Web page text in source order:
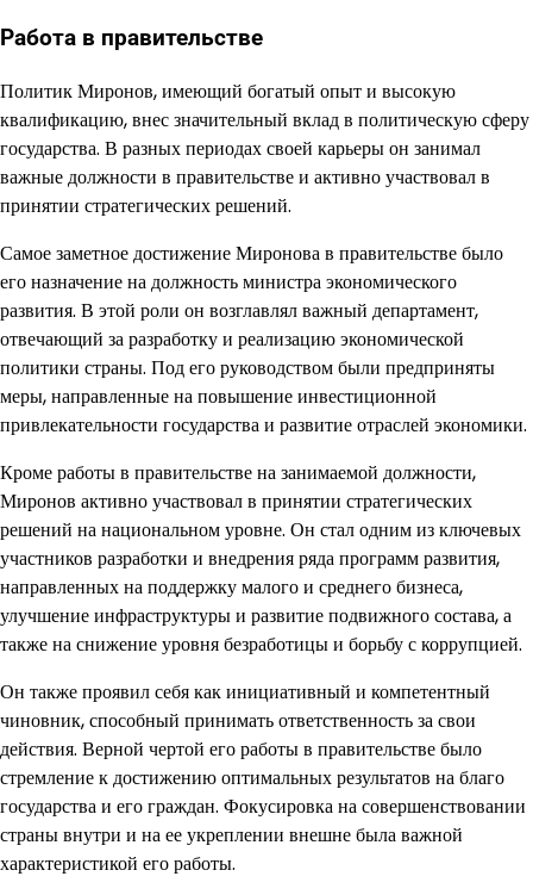
Работа в правительстве
Политик Миронов, имеющий богатый опыт и высокую
квалификацию, внес значительный вклад в политическую сферу
государства. В разных периодах своей карьеры он занимал
важные должности в правительстве и активно участвовал в
принятии стратегических решений.
Самое заметное достижение Миронова в правительстве было
его назначение на должность министра экономического
развития. В этой роли он возглавлял важный департамент,
отвечающий за разработку и реализацию экономической
политики страны. Под его руководством были предприняты
меры, направленные на повышение инвестиционной
привлекательности государства и развитие отраслей экономики.
Кроме работы в правительстве на занимаемой должности,
Миронов активно участвовал в принятии стратегических
решений на национальном уровне. Он стал одним из ключевых
участников разработки и внедрения ряда программ развития,
направленных на поддержку малого и среднего бизнеса,
улучшение инфраструктуры и развитие подвижного состава, а
также на снижение уровня безработицы и борьбу с коррупцией.
Он также проявил себя как инициативный и компетентный
чиновник, способный принимать ответственность за свои
действия. Верной чертой его работы в правительстве было
стремление к достижению оптимальных результатов на благо
государства и его граждан. Фокусировка на совершенствовании
страны внутри и на ее укреплении внешне была важной
характеристикой его работы.